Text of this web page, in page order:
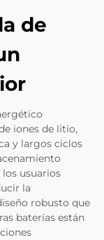
de
iones de litio,
y largos ciclos
usuarios
la
robusto que
baterías están